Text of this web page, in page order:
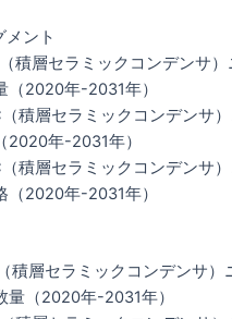
メント
積層セラミックコンデンサ
（2020年-2031年）
積層セラミックコンデンサ
2020年-2031年）
積層セラミックコンデンサ
（2020年-2031年）
積層セラミックコンデンサ）
量（2020年-2031年）